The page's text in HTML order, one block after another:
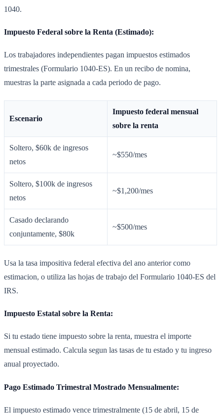
1040.
Impuesto Federal sobre la Renta (Estimado):
Los trabajadores independientes pagan impuestos estimados
trimestrales (Formulario 1040-ES). En un recibo de nomina,
muestras la parte asignada a cada periodo de pago.
Escenario
Impuesto federal mensual
sobre la renta
Soltero, $60k de ingresos
netos
~$550/mes
Soltero, $100k de ingresos
netos
~$1,200/mes
Casado declarando
conjuntamente, $80k
~$500/mes
Usa la tasa impositiva federal efectiva del ano anterior como
estimacion, o utiliza las hojas de trabajo del Formulario 1040-ES del
IRS.
Impuesto Estatal sobre la Renta:
Si tu estado tiene impuesto sobre la renta, muestra el importe
mensual estimado. Calcula segun las tasas de tu estado y tu ingreso
anual proyectado.
Pago Estimado Trimestral Mostrado Mensualmente:
El impuesto estimado vence trimestralmente (15 de abril, 15 de